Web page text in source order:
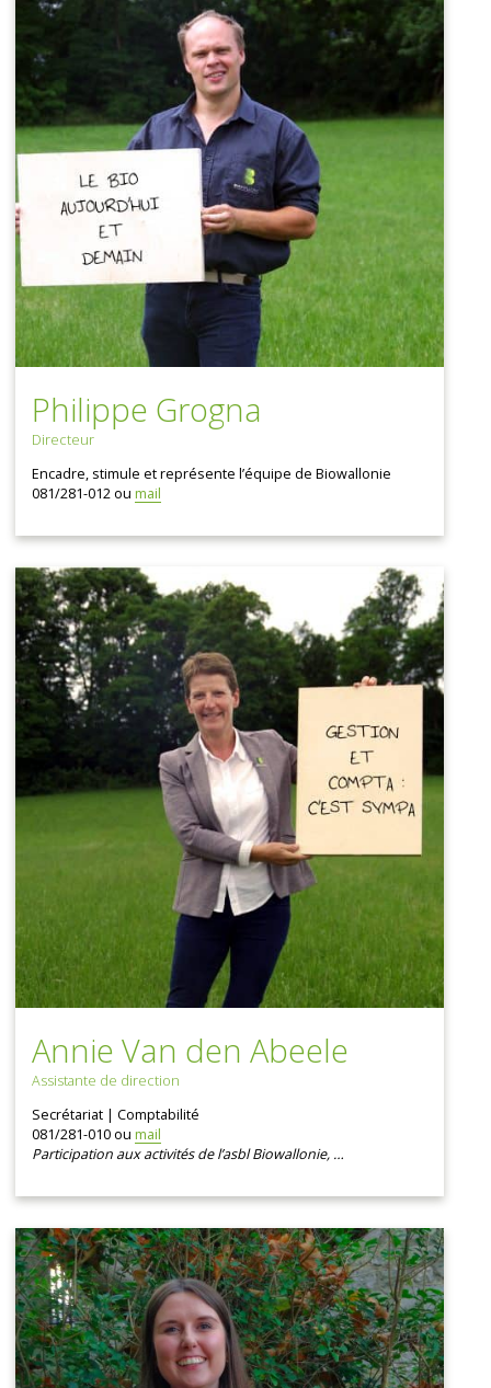
Philippe Grogna
Directeur
Encadre, stimule et représente l’équipe de Biowallonie
081/281-012 ou mail
Annie Van den Abeele
Assistante de direction
Secrétariat | Comptabilité
081/281-010 ou mail
Participation aux activités de l’asbl Biowallonie, …